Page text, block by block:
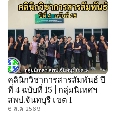
คลินิกวิชาการสารสัมพันธ์ ปี
ที่ 4 ฉบับที่ 15 | กลุ่มนิเทศฯ
สพป.จันทบุรี เขต 1
6 ส.ค 2569